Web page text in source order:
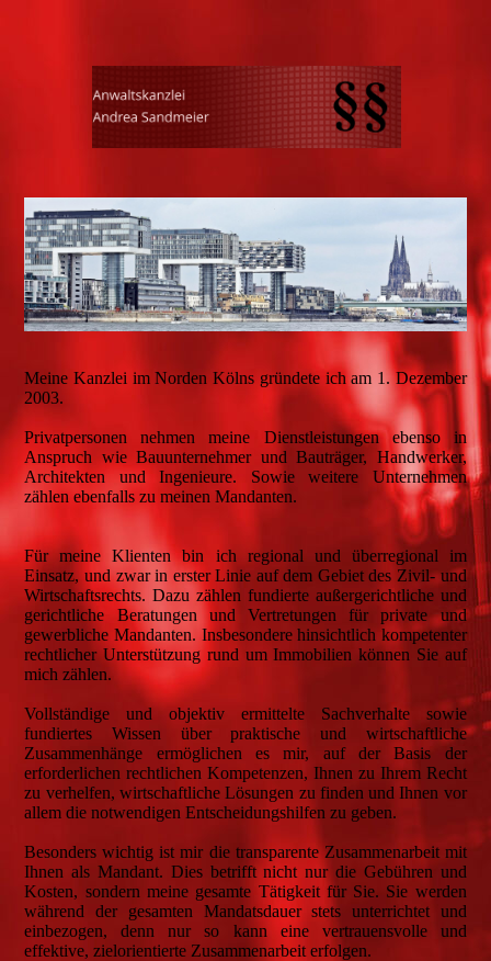
Meine Kanzlei im Norden Kölns gründete ich am 1. Dezember
2003.
Privatpersonen nehmen meine Dienstleistungen ebenso in
Anspruch wie Bauunternehmer und Bauträger, Handwerker,
Architekten und Ingenieure. Sowie weitere Unternehmen
zählen ebenfalls zu meinen Mandanten.
Für meine Klienten bin ich regional und überregional im
Einsatz, und zwar in erster Linie auf dem Gebiet des Zivil- und
Wirtschaftsrechts. Dazu zählen fundierte außergerichtliche und
gerichtliche Beratungen und Vertretungen für private und
gewerbliche Mandanten. Insbesondere hinsichtlich kompetenter
rechtlicher Unterstützung rund um Immobilien können Sie auf
mich zählen.
Vollständige und objektiv ermittelte Sachverhalte sowie
fundiertes Wissen über praktische und wirtschaftliche
Zusammenhänge ermöglichen es mir, auf der Basis der
erforderlichen rechtlichen Kompetenzen, Ihnen zu Ihrem Recht
zu verhelfen, wirtschaftliche Lösungen zu finden und Ihnen vor
allem die notwendigen Entscheidungshilfen zu geben.
Besonders wichtig ist mir die transparente Zusammenarbeit mit
Ihnen als Mandant. Dies betrifft nicht nur die Gebühren und
Kosten, sondern meine gesamte Tätigkeit für Sie. Sie werden
während der gesamten Mandatsdauer stets unterrichtet und
einbezogen, denn nur so kann eine vertrauensvolle und
effektive, zielorientierte Zusammenarbeit erfolgen.